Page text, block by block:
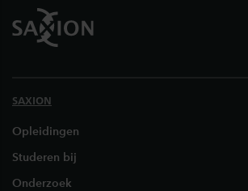
SAXION
Opleidingen
Studeren bij
Onderzoek